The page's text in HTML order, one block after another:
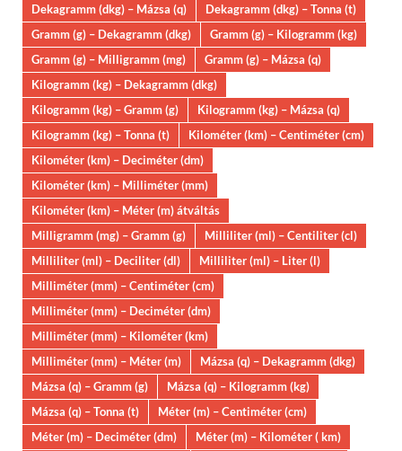
Dekagramm (dkg) – Mázsa (q)
Dekagramm (dkg) – Tonna (t)
Gramm (g) – Dekagramm (dkg)
Gramm (g) – Kilogramm (kg)
Gramm (g) – Milligramm (mg)
Gramm (g) – Mázsa (q)
Kilogramm (kg) – Dekagramm (dkg)
Kilogramm (kg) – Gramm (g)
Kilogramm (kg) – Mázsa (q)
Kilogramm (kg) – Tonna (t)
Kilométer (km) – Centiméter (cm)
Kilométer (km) – Deciméter (dm)
Kilométer (km) – Milliméter (mm)
Kilométer (km) – Méter (m) átváltás
Milligramm (mg) – Gramm (g)
Milliliter (ml) – Centiliter (cl)
Milliliter (ml) – Deciliter (dl)
Milliliter (ml) – Liter (l)
Milliméter (mm) – Centiméter (cm)
Milliméter (mm) – Deciméter (dm)
Milliméter (mm) – Kilométer (km)
Milliméter (mm) – Méter (m)
Mázsa (q) – Dekagramm (dkg)
Mázsa (q) – Gramm (g)
Mázsa (q) – Kilogramm (kg)
Mázsa (q) – Tonna (t)
Méter (m) – Centiméter (cm)
Méter (m) – Deciméter (dm)
Méter (m) – Kilométer ( km)